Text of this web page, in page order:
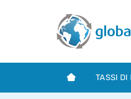
TASSI DI
Term SOFR
Cos'è l'inflazione CPI?
Cos'è l'inflazione HICP?
Tassi storici Euribor
Tassi storici di ESTER
Calcolatore dell’inflazione